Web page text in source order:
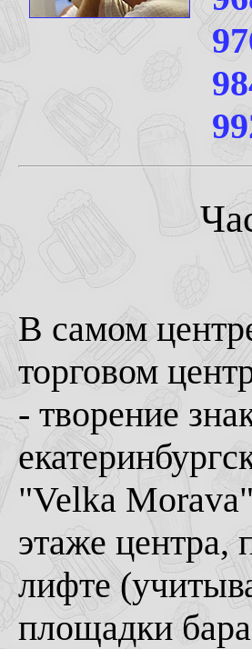
В самом
торговом
- творение
"Velka
этаже центра,
лифте
площадки